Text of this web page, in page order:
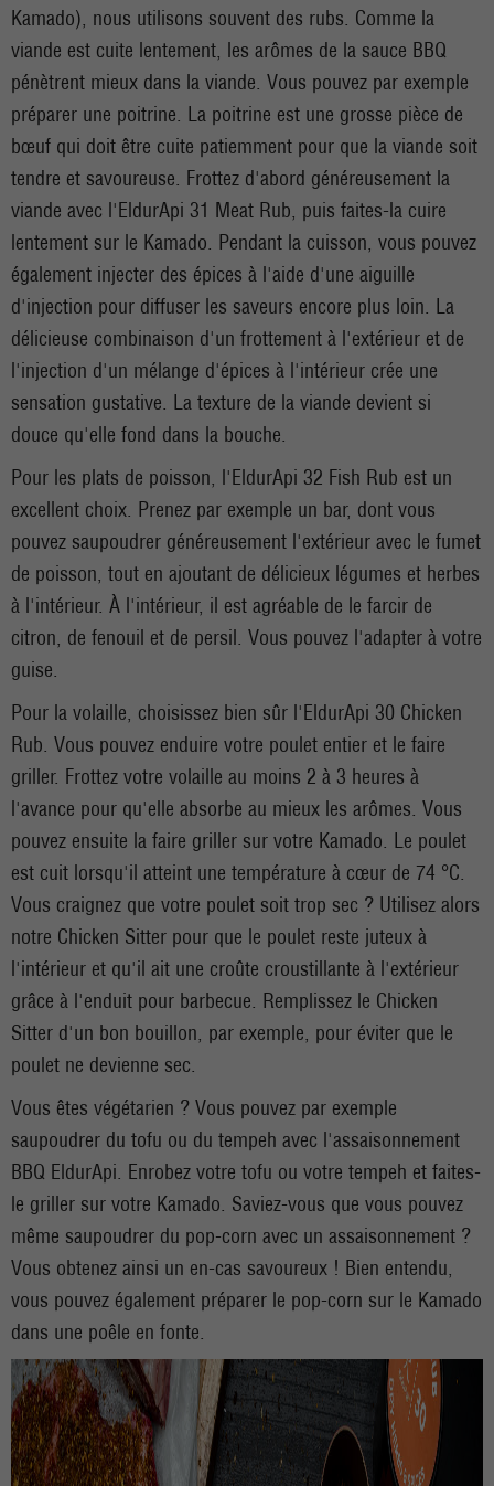
Kamado), nous utilisons souvent des rubs. Comme la
viande est cuite lentement, les arômes de la sauce BBQ
pénètrent mieux dans la viande. Vous pouvez par exemple
préparer une poitrine. La poitrine est une grosse pièce de
bœuf qui doit être cuite patiemment pour que la viande soit
tendre et savoureuse. Frottez d'abord généreusement la
viande avec l'EldurApi 31 Meat Rub, puis faites-la cuire
lentement sur le Kamado. Pendant la cuisson, vous pouvez
également injecter des épices à l'aide d'une aiguille
d'injection pour diffuser les saveurs encore plus loin. La
délicieuse combinaison d'un frottement à l'extérieur et de
l'injection d'un mélange d'épices à l'intérieur crée une
sensation gustative. La texture de la viande devient si
douce qu'elle fond dans la bouche.
Pour les plats de poisson, l'EldurApi 32 Fish Rub est un
excellent choix. Prenez par exemple un bar, dont vous
pouvez saupoudrer généreusement l'extérieur avec le fumet
de poisson, tout en ajoutant de délicieux légumes et herbes
à l'intérieur. À l'intérieur, il est agréable de le farcir de
citron, de fenouil et de persil. Vous pouvez l'adapter à votre
guise.
Pour la volaille, choisissez bien sûr l'EldurApi 30 Chicken
Rub. Vous pouvez enduire votre poulet entier et le faire
griller. Frottez votre volaille au moins 2 à 3 heures à
l'avance pour qu'elle absorbe au mieux les arômes. Vous
pouvez ensuite la faire griller sur votre Kamado. Le poulet
est cuit lorsqu'il atteint une température à cœur de 74 °C.
Vous craignez que votre poulet soit trop sec ? Utilisez alors
notre Chicken Sitter pour que le poulet reste juteux à
l'intérieur et qu'il ait une croûte croustillante à l'extérieur
grâce à l'enduit pour barbecue. Remplissez le Chicken
Sitter d'un bon bouillon, par exemple, pour éviter que le
poulet ne devienne sec.
Vous êtes végétarien ? Vous pouvez par exemple
saupoudrer du tofu ou du tempeh avec l'assaisonnement
BBQ EldurApi. Enrobez votre tofu ou votre tempeh et faites-
le griller sur votre Kamado. Saviez-vous que vous pouvez
même saupoudrer du pop-corn avec un assaisonnement ?
Vous obtenez ainsi un en-cas savoureux ! Bien entendu,
vous pouvez également préparer le pop-corn sur le Kamado
dans une poêle en fonte.